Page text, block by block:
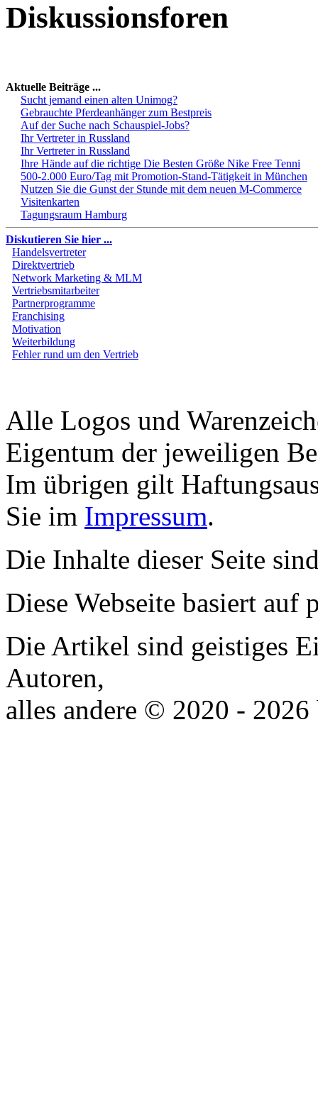
Diskussionsforen
Aktuelle Beiträge ...
Sucht jemand einen alten Unimog?
Gebrauchte Pferdeanhänger zum Bestpreis
Auf der Suche nach Schauspiel-Jobs?
Ihr Vertreter in Russland
Ihr Vertreter in Russland
Ihre Hände auf die richtige Die Besten Größe Nike Free Tenni
500-2.000 Euro/Tag mit Promotion-Stand-Tätigkeit in München
Nutzen Sie die Gunst der Stunde mit dem neuen M-Commerce
Visitenkarten
Tagungsraum Hamburg
Diskutieren Sie hier ...
Handelsvertreter
Direktvertrieb
Network Marketing & MLM
Vertriebsmitarbeiter
Partnerprogramme
Franchising
Motivation
Weiterbildung
Fehler rund um den Vertrieb
Alle Logos und
Eigentum der jeweiligen
Im übrigen gilt
Sie im Impressum.
Die Inhalte dieser Seite
Diese Webseite basiert auf
Die Artikel sind geistiges
Autoren,
alles andere © 2020 -